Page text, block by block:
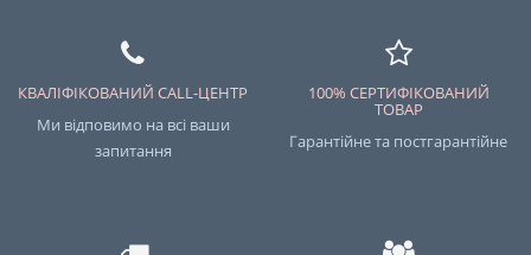
КВАЛІФІКОВАНИЙ CALL-ЦЕНТР
Ми відповимо на всі ваши
запитання
100% СЕРТИФІКОВАНИЙ
ТОВАР
Гарантійне та постгарантійне